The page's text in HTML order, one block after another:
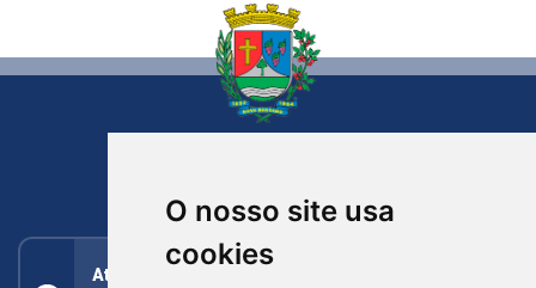
O nosso site usa
cookies
Atendimento